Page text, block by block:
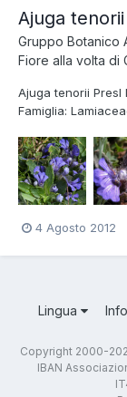
Ajuga
Gruppo Botanico
Fiore alla volta di
Ajuga tenorii Presl
Famiglia:
giogo). Tenore
l'800 che
4 Agosto 2012
Lingua
Copyright 2000-
IBAN